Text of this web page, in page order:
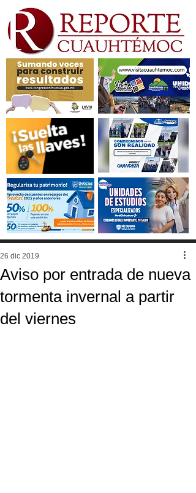
Aviso por entrada de nueva
tormenta invernal a partir
del viernes
26 dic 2019